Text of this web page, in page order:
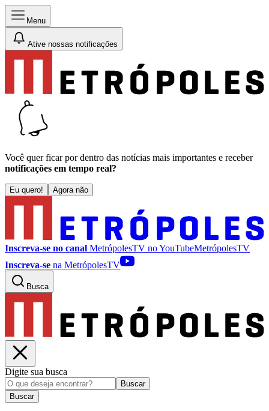
Menu
Ative nossas notificações
Você quer ficar por dentro das notícias mais importantes e receber
notificações em tempo real?
Eu quero! Agora não
Inscreva-se no canal MetrópolesTV noYouTubeMetrópolesTV
Inscreva-se na MetrópolesTV
Busca
Digite sua busca
Buscar
Buscar